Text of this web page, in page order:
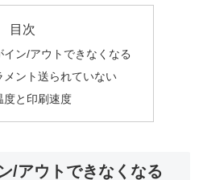
目次
イン/アウトできなくなる
メント送られていない
度と印刷速度
/アウトできなくなる